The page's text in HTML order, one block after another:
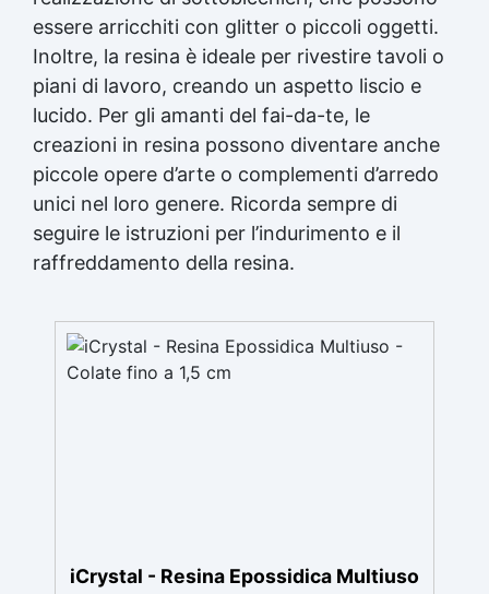
essere arricchiti con glitter o piccoli oggetti.
Inoltre, la resina è ideale per rivestire tavoli o
piani di lavoro, creando un aspetto liscio e
lucido. Per gli amanti del fai-da-te, le
creazioni in resina possono diventare anche
piccole opere d’arte o complementi d’arredo
unici nel loro genere. Ricorda sempre di
seguire le istruzioni per l’indurimento e il
raffreddamento della resina.
iCrystal - Resina Epossidica Multiuso